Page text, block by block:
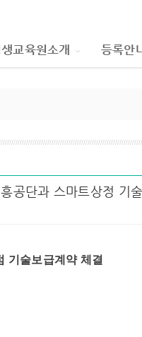
교육원소개 등록안
단과 스마트상정 기
기술보급계약 체결